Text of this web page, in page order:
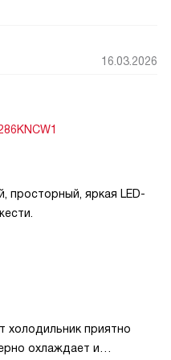
Однажды у нас было
делам — температура
в порядке! Очень
содержимого.
сенсорные кнопки с
Освещение приятное,
для повседневной
16.03.2026
просторный, яркая LED-
холодильник приятно
охлаждает и